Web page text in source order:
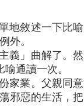
地敘述一下比喻
外。
義」曲解了。然
通讀一次。
家業。父親同意
邪惡的生活，把